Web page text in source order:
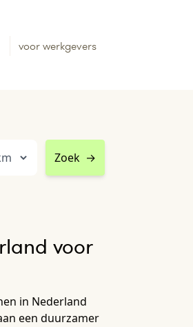
voor werkgevers
Zoek →
voor
in Nederland
een duurzamer